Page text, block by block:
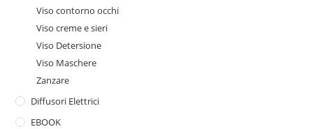
Viso contorno occhi
Viso creme e sieri
Viso Detersione
Viso Maschere
Zanzare
Diffusori Elettrici
EBOOK